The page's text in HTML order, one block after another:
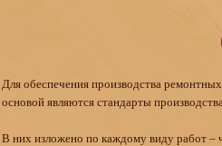
Для обеспечения производства
основой являются стандарты
В них изложено по каждому виду работ –